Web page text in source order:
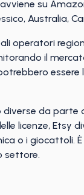
su
Australia,
operatori
il
da parte
licenze, Etsy
o i giocattoli.
settore.